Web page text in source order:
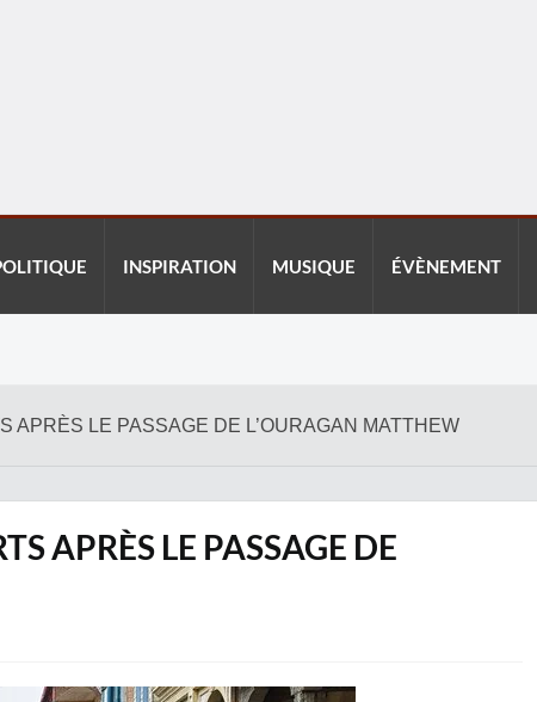
INSPIRATION MUSIQUE ÉVÈNEMENT
APRÈS LE PASSAGE DE L’OURAGAN MATTHEW
APRÈS LE PASSAGE DE